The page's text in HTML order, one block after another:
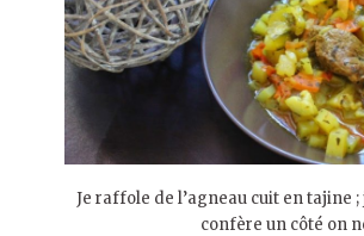
Je raffole de l’agneau cuit en tajine
confère un côté on